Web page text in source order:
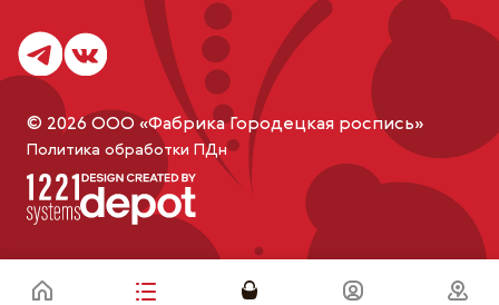
© 2026 ООО «Фабрика Городецкая роспись»
Политика обработки ПДн